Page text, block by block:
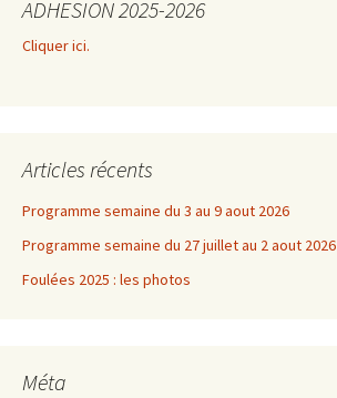
ADHESION 2025-2026
Cliquer ici.
Articles récents
Programme semaine du 3 au 9 aout 2026
Programme semaine du 27 juillet au 2 aout 2026
Foulées 2025 : les photos
Méta